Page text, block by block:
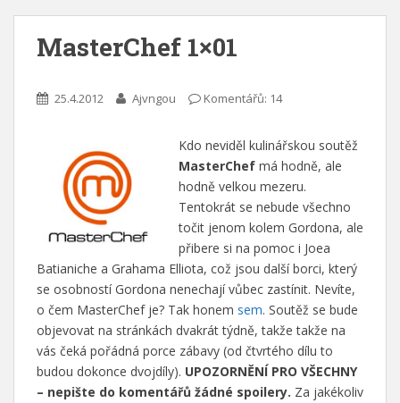
MasterChef 1×01
25.4.2012 Ajvngou Komentářů: 14
Kdo neviděl kulinářskou soutěž
MasterChef má hodně, ale
hodně velkou mezeru.
Tentokrát se nebude všechno
točit jenom kolem Gordona, ale
přibere si na pomoc i Joea
Batianiche a Grahama Elliota, což jsou další borci, který
se osobností Gordona nenechají vůbec zastínit. Nevíte,
o čem MasterChef je? Tak honem sem. Soutěž se bude
objevovat na stránkách dvakrát týdně, takže takže na
vás čeká pořádná porce zábavy (od čtvrtého dílu to
budou dokonce dvojdíly). UPOZORNĚNÍ PRO VŠECHNY
– nepište do komentářů žádné spoilery. Za jakékoliv